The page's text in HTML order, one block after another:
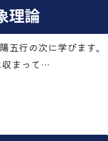
理論
五行の次に学びます。
収まって…